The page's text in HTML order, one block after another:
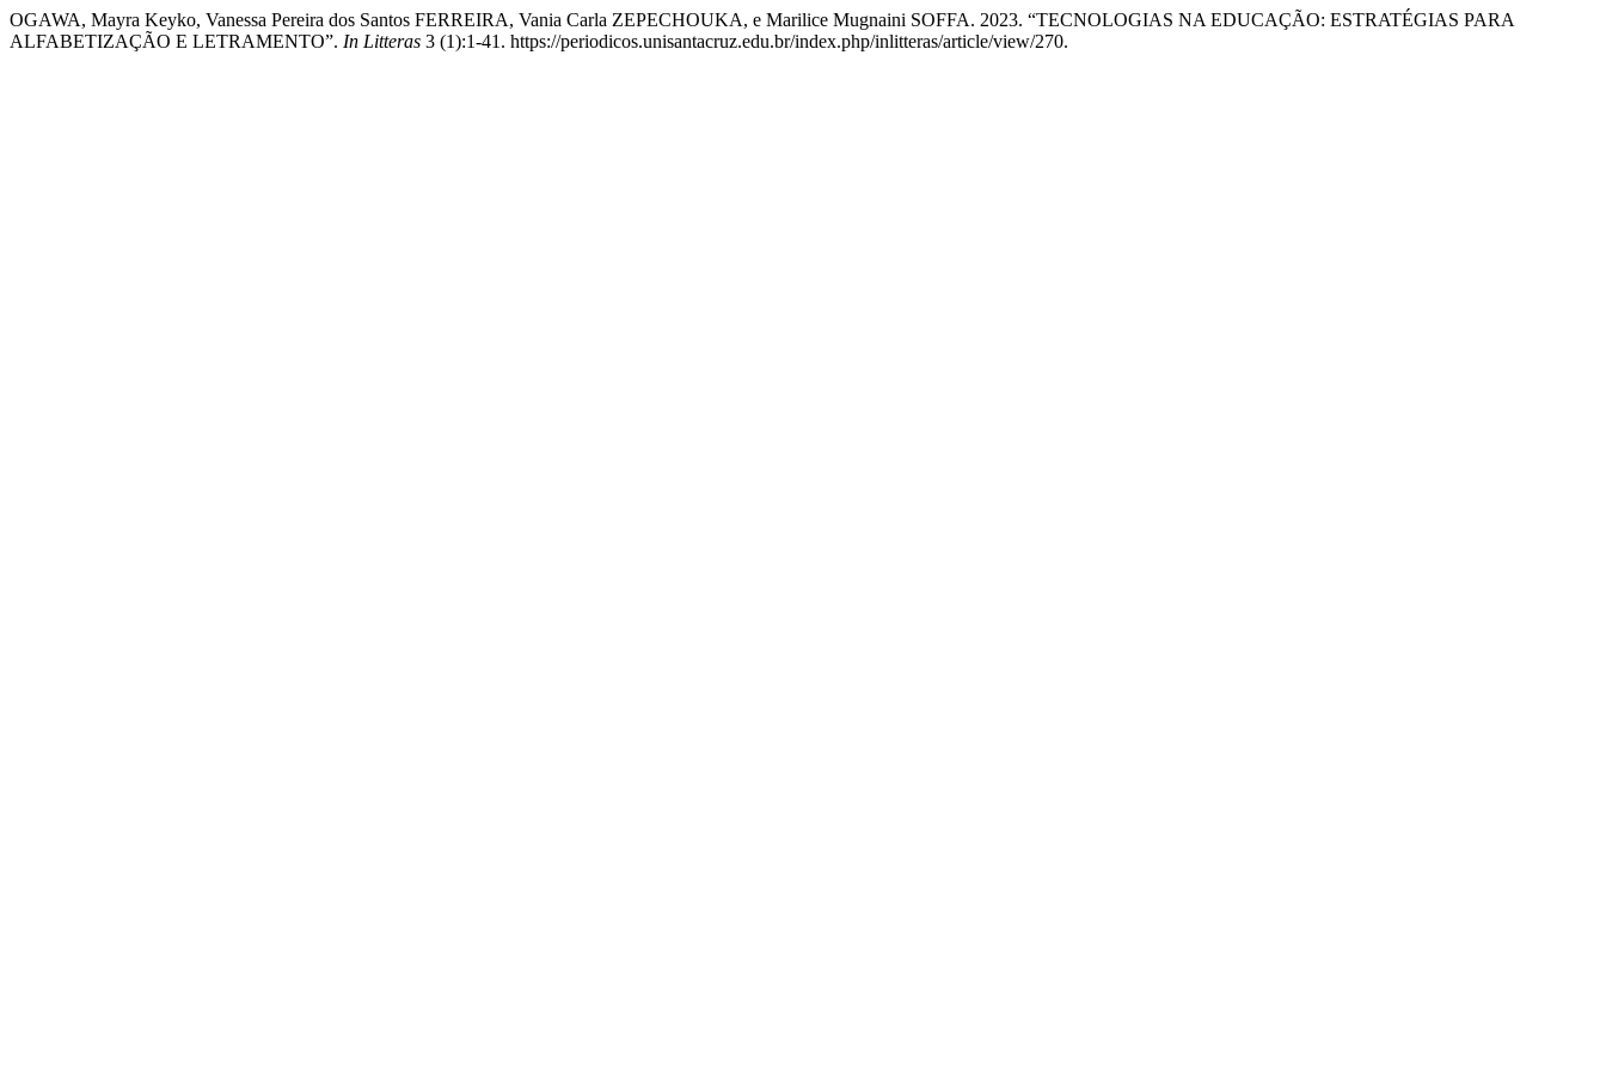
OGAWA, Mayra Keyko, Vanessa Pereira dos Santos FERREIRA, Vania Carla ZEPECHOUKA, e Marilice Mugnaini SOFFA. 2023. “TECNOLOGIAS NA EDUCAÇÃO: ESTRATÉGIAS PARA
ALFABETIZAÇÃO E LETRAMENTO”. In Litteras 3 (1):1-41. https://periodicos.unisantacruz.edu.br/index.php/inlitteras/article/view/270.